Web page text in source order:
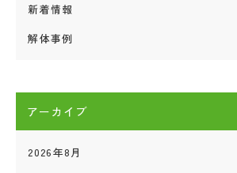
新着情報
解体事例
アーカイブ
2026年8月